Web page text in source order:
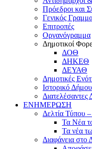
Πρόεδροι και
Γενικός
Επιτροπές
Οργανόγραμμα
Δημοτικοί
ΔΟΘ
ΔΗΚΕΘ
ΔΕΥΑΘ
Δημοτικές
Ιστορικό Δήμου
ΕΝΗΜΕΡΩΣΗ
Δελτία Τύπου
Τα Νέα
Τα νέα
Διαφάνεια στο